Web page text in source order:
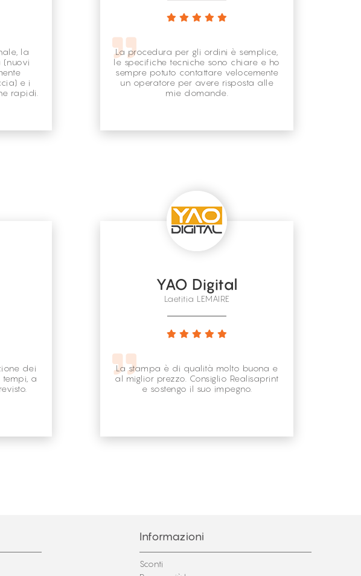
la
(nuovi
e i
rapidi.
La procedura per gli ordini è semplice,
le specifiche tecniche sono chiare e ho
sempre potuto contattare velocemente
un operatore per avere risposta alle
mie domande.
dei
tempi, a
YAO Digital
Laetitia LEMAIRE
La stampa è di qualità molto buona e
al miglior prezzo. Consiglio Realisaprint
e sostengo il suo impegno.
Informazioni
Sconti